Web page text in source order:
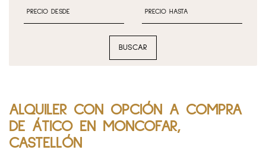
BUSCAR
ALQUILER CON OPCIÓN A COMPRA
DE ÁTICO EN MONCOFAR,
CASTELLÓN